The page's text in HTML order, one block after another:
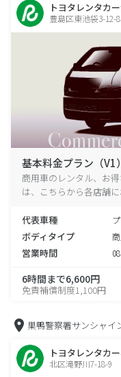
トヨタレンタカ
豊島区東池袋3-12-8
基本料金プラン（V1）
商用車のレンタル、お
は、こちらから各店舗に
代表車種
ボディタイプ
営業時間
6時間まで6,600円
免責補償制度1,100円
巣鴨警察署サンシャイ
トヨタレンタカ
北区滝野川7-18-9